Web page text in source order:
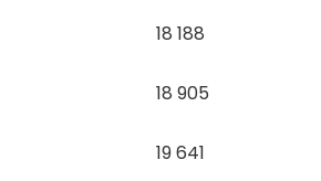
18 188
18 905
19 641